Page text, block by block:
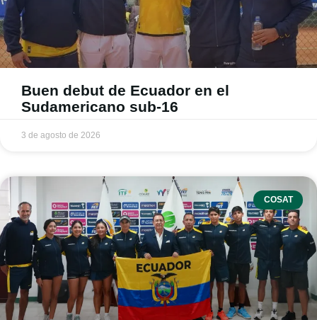
Buen debut de Ecuador en el
Sudamericano sub-16
3 de agosto de 2026
COSAT